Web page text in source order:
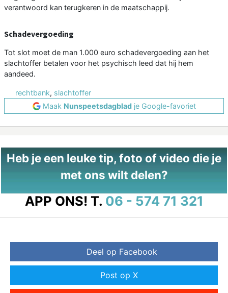
verantwoord kan terugkeren in de maatschappij.
Schadevergoeding
Tot slot moet de man 1.000 euro schadevergoeding aan het
slachtoffer betalen voor het psychisch leed dat hij hem
aandeed.
rechtbank, slachtoffer
Maak Nunspeetsdagbladje Google-favoriet
Heb je een leuke tip, foto of video die je
met ons wilt delen?
APP ONS! T. 06 - 574 71 321
Deel op Facebook
Post op X